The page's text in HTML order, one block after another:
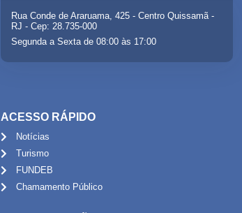
Rua Conde de Araruama, 425 - Centro Quissamã -
RJ - Cep: 28.735-000
Segunda a Sexta de 08:00 às 17:00
ACESSO RÁPIDO
Notícias
Turismo
FUNDEB
Chamamento Público